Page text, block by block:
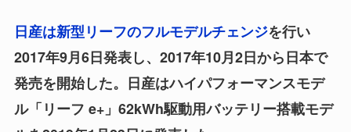
日産は新型リーフのフルモデルチェンジを行い
2017年9月6日発表し、2017年10月2日から日本で
発売を開始した。日産はハイパフォーマンスモデ
ル「リーフ e+」62kWh駆動用バッテリー搭載モデ